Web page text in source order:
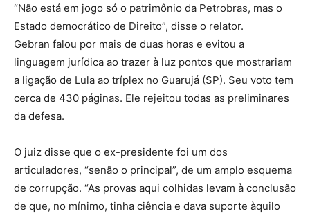
“Não está em jogo só o patrimônio da Petrobras, mas o
Estado democrático de Direito”, disse o relator.
Gebran falou por mais de duas horas e evitou a
linguagem jurídica ao trazer à luz pontos que mostrariam
a ligação de Lula ao tríplex no Guarujá (SP). Seu voto tem
cerca de 430 páginas. Ele rejeitou todas as preliminares
da defesa.
O juiz disse que o ex-presidente foi um dos
articuladores, “senão o principal”, de um amplo esquema
de corrupção. “As provas aqui colhidas levam à conclusão
de que, no mínimo, tinha ciência e dava suporte àquilo